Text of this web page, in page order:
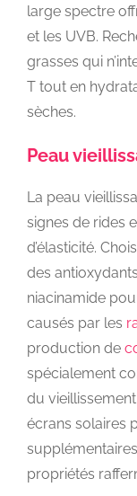
large spectre
et les UVB.
grasses qui
T tout en
sèches.
Peau
La peau
signes de rides
d’élasticité.
des
niacinamide
causés par les
production de
spécialement
du
écrans solaires
propriétés